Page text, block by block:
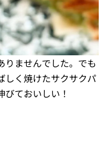
りませんでした。でも
しく焼けたサクサクパ
ておいしい！